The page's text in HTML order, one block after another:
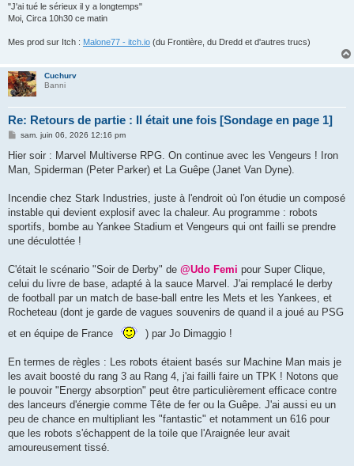
"J'ai tué le sérieux il y a longtemps"
Moi, Circa 10h30 ce matin
Mes prod sur Itch : Malone77 - itch.io (du Frontière, du Dredd et d'autres trucs)
Cuchurv
Banni
Re: Retours de partie : Il était une fois [Sondage en page 1]
M
s
a
sam. juin 06, 2026 12:16 pm
Hier soir : Marvel Multiverse RPG. On continue avec les Vengeurs ! Iron
Man, Spiderman (Peter Parker) et La Guêpe (Janet Van Dyne).
Incendie chez Stark Industries, juste à l'endroit où l'on étudie un composé
instable qui devient explosif avec la chaleur. Au programme : robots
sportifs, bombe au Yankee Stadium et Vengeurs qui ont failli se prendre
une déculottée !
C'était le scénario "Soir de Derby" de @Udo Femi pour Super Clique,
celui du livre de base, adapté à la sauce Marvel. J'ai remplacé le derby
de football par un match de base-ball entre les Mets et les Yankees, et
Rocheteau (dont je garde de vagues souvenirs de quand il a joué au PSG
et en équipe de France
) par Jo Dimaggio !
En termes de règles : Les robots étaient basés sur Machine Man mais je
les avait boosté du rang 3 au Rang 4, j'ai failli faire un TPK ! Notons que
le pouvoir "Energy absorption" peut être particulièrement efficace contre
des lanceurs d'énergie comme Tête de fer ou la Guêpe. J'ai aussi eu un
peu de chance en multipliant les "fantastic" et notamment un 616 pour
que les robots s'échappent de la toile que l'Araignée leur avait
amoureusement tissé.